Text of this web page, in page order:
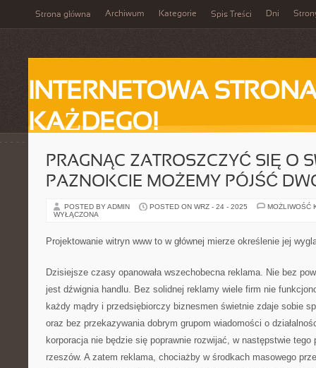
Strona główna Archiwum Kategorie Spis Treści Dni
INTERNETOWA
KAŻDEGO!
PRAGNĄC ZATROSZCZYĆ SIĘ O
PAZNOKCIE MOŻEMY PÓJŚĆ
POSTED BY ADMIN POSTED ON WRZ - 24 - 2025
MOŻLIWOŚĆ
WYŁĄCZONA
Projektowanie witryn www to w głównej mierze określenie jej
Dzisiejsze czasy opanowała wszechobecna reklama. Nie bez
jest dźwignia handlu. Bez solidnej reklamy wiele firm nie
każdy mądry i przedsiębiorczy biznesmen świetnie zdaje sobie
oraz bez przekazywania dobrym grupom wiadomości o
korporacja nie będzie się poprawnie rozwijać, w następstwie
rzeszów. A zatem reklama, chociażby w środkach masowego